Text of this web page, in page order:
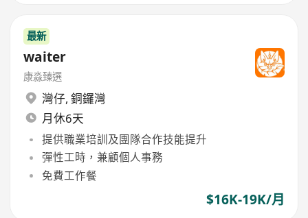
最新
waiter
康淼臻選
灣仔, 銅鑼灣
月休6天
提供職業培訓及團隊合作技能提升
彈性工時，兼顧個人事務
免費工作餐
$16K-19K/月